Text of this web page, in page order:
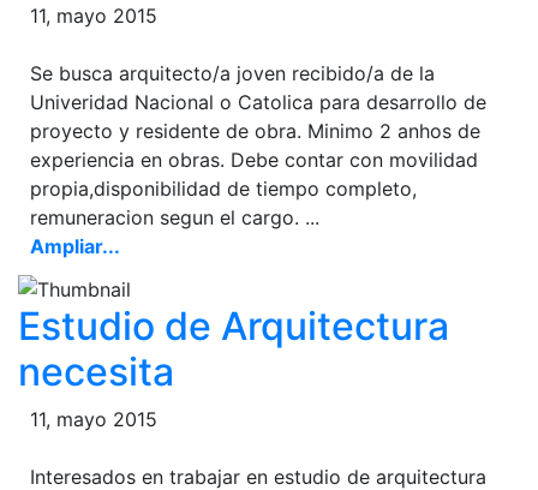
11, mayo 2015
Se busca arquitecto/a joven recibido/a de la
Univeridad Nacional o Catolica para desarrollo de
proyecto y residente de obra. Minimo 2 anhos de
experiencia en obras. Debe contar con movilidad
propia,disponibilidad de tiempo completo,
remuneracion segun el cargo. ...
Ampliar...
Estudio de Arquitectura
necesita
11, mayo 2015
Interesados en trabajar en estudio de arquitectura